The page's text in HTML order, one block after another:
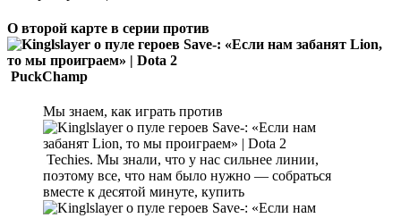
О второй карте в серии против
PuckChamp
Мы знаем, как играть против
Techies. Мы знали, что у нас сильнее линии,
поэтому все, что нам было нужно — собраться
вместе к десятой минуте, купить